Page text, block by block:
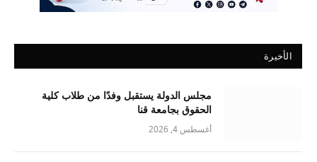
الأخيرة
مجلس الدولة يستقبل وفدًا من طلاب كلية
الحقوق بجامعة قنا
أغسطس 4, 2026